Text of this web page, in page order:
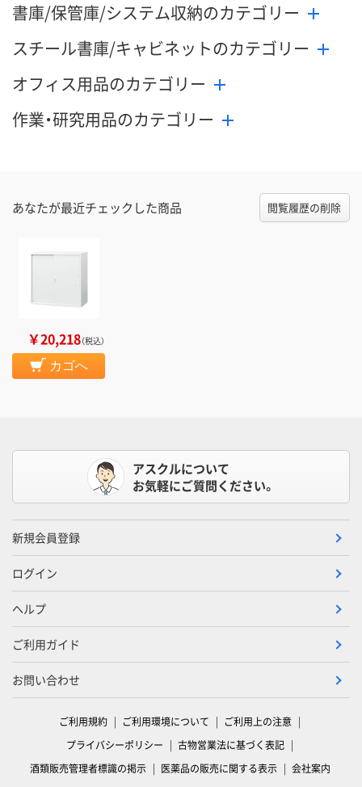
書庫/保管庫/システム収納のカテゴリー
スチール書庫/キャビネットのカテゴリー
オフィス用品のカテゴリー
作業・研究用品のカテゴリー
あなたが最近チェックした商品 閲覧履歴の削除
￥20,218（税込）
カゴへ
アスクルについて
お気軽にご質問ください。
新規会員登録
ログイン
ヘルプ
ご利用ガイド
お問い合わせ
ご利用規約 ご利用環境について
ご利用上の注意
プライバシーポリシー
古物営業法に基づく表記
酒類販売管理者標識の掲示
医薬品の販売に関する表示 会社案内